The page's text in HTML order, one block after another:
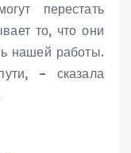
перестать
то, что они
нашей работы.
– сказала